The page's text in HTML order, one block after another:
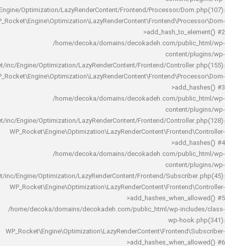
rocket/inc/Engine/Optimization/LazyRenderContent/Frontend/Processor/
/home/decoka/domains/decokadeh.com/
rocket/inc/Engine/Optimization/LazyRenderContent/Frontend/
/home/decoka/domains/decokadeh.com/
rocket/inc/Engine/Optimization/LazyRenderContent/Frontend/
/home/decoka/domains/decokadeh.com/
rocket/inc/Engine/Optimization/LazyRenderContent/Frontend/
/home/decoka/domains/decokadeh.com/public_html/wp-
wp-